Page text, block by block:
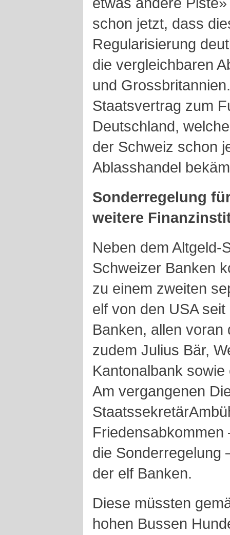
schon jetzt, dass
Regularisierung
die vergleichbaren
und
Staatsvertrag zum
Deutschland,
der Schweiz schon
Ablasshandel
Sonderregelung
weitere
Neben dem Altgeld-
Schweizer Banken
zu einem zweiten
elf von den USA
Banken, allen
zudem Julius Bär,
Kantonalbank
Am vergangenen
die Sonderregelung
der elf Banken.
Diese müssten
hohen Bussen